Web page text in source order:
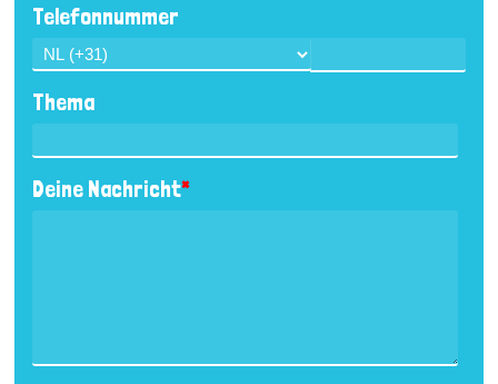
Telefonnummer
Thema
Deine Nachricht*